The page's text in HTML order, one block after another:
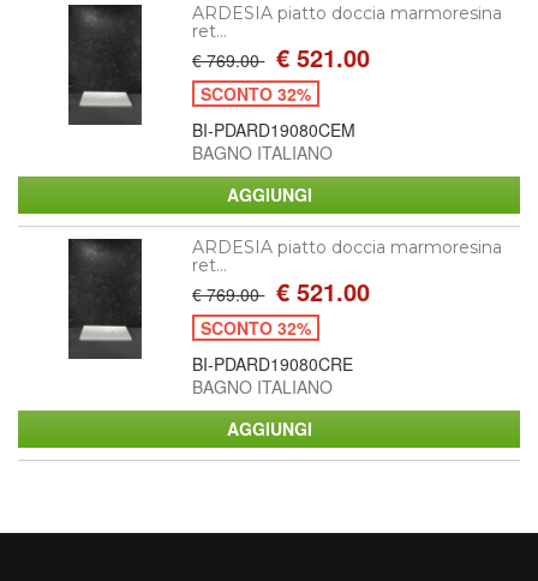
ARDESIA piatto doccia marmoresina
ret...
€ 769.00 € 521.00
SCONTO 32%
BI-PDARD19080CEM
BAGNO ITALIANO
ARDESIA piatto doccia marmoresina
ret...
€ 769.00 € 521.00
SCONTO 32%
BI-PDARD19080CRE
BAGNO ITALIANO